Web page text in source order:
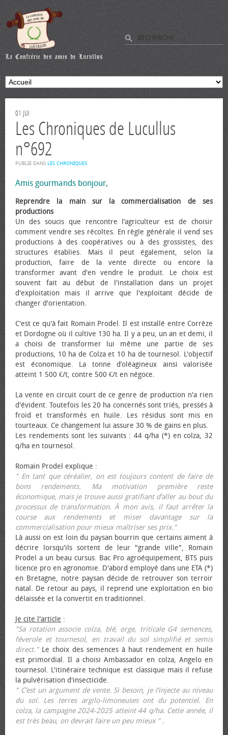
01 JUI
Les Chroniques de Lucullus
n°692
PUBLIÉ DANS LES CHRONIQUES.
Amis gourmands bonjour,
Reprendre la main sur la commercialisation de ses
productions
Un des soucis que rencontre l’agriculteur est de choisir
comment vendre ses récoltes. En règle générale il vend ses
productions à des coopératives ou à des grossistes, des
structures établies. Mais il peut également, selon la
production, faire de la vente directe ou encore la
transformer avant d'en vendre le produit. Le choix est
souvent fait au début de l'installation dans un projet
d'exploitation mais il arrive que l'exploitant décide de
changer d'orientation.
C'est ce qu'à fait Romain Prodel. Il est installé entre Corrèze
et Dordogne où il cultive 130 ha. Il y a peu, un an et demi, il
a choisi de transformer lui même une partie de ses
productions, 10 ha de Colza et 10 ha de tournesol. L'objectif
est économique. La tonne d’oléagineux ainsi valorisée
atteint 1 500 €/t, contre 500 €/t en négoce.
La vente en circuit court de ce genre de production n'a rien
d'évident. Toutefois les 20 ha concernés sont triés, pressés à
froid et transformés en huile. Les résidus sont mis en
tourteaux. Ce changement lui assure 30 % de gains en plus.
Les rendements sont les suivants : 44 q/ha (*) en colza, 32
q/ha en tournesol.
Romain Prodel explique :
" En tant que céréalier, on est toujours content de faire de
bons rendements. Ma motivation première reste
économique, mais je trouve aussi gratifiant d’aller au bout du
processus de transformation. À mon avis, il faut arrêter la
course aux rendements et miser davantage sur la
commercialisation pour mieux maîtriser ses prix."
Là aussi on est loin du paysan bourrin que certains aiment à
décrire lorsqu'ils sortent de leur "grande ville", Romain
Prodel a un beau cursus. Bac Pro agroéquipement, BTS puis
licence pro en agronomie. D'abord employé dans une ETA (*)
en Bretagne, notre paysan décide de retrouver son terroir
natal. De retour au pays, il reprend une exploitation en bio
délaissée et la convertit en traditionnel.
Je cite l'article :
"Sa rotation associe colza, blé, orge, triticale G4 semences,
féverole et tournesol, en travail du sol simplifié et semis
direct."Le choix des semences à haut rendement en huile
est primordial. Il a choisi Ambassador en colza, Angelo en
tournesol. L'itinéraire technique est classique mais il refuse
la pulvérisation d'insecticide.
" C’est un argument de vente. Si besoin, je l’injecte au niveau
du sol. Les terres argilo-limoneuses ont du potentiel. En
colza, la campagne 2024-2025 atteint 44 q/ha. Cette année, il
est très beau, on devrait faire un peu mieux ".